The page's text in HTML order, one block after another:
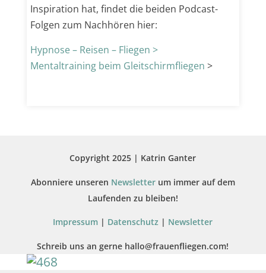
Inspiration hat, findet die beiden Podcast-
Folgen zum Nachhören hier:
Hypnose – Reisen – Fliegen >
Mentaltraining beim Gleitschirmfliegen >
Copyright 2025 | Katrin Ganter
Abonniere unseren Newsletterum immer auf dem
Laufenden zu bleiben!
Impressum | Datenschutz | Newsletter
Schreib uns an gerne hallo@frauenfliegen.com!